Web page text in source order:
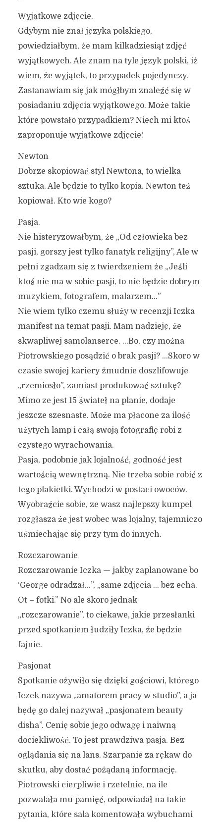
Wyjątkowe zdjęcie.
Gdybym nie znał języka polskiego,
powiedziałbym, że mam kilkadziesiąt zdjęć
wyjątkowych. Ale znam na tyle język polski, iż
wiem, że wyjątek, to przypadek pojedynczy.
Zastanawiam się jak mógłbym znaleźć się w
posiadaniu zdjęcia wyjątkowego. Może takie
które powstało przypadkiem? Niech mi ktoś
zaproponuje wyjątkowe zdjęcie!
Newton
Dobrze skopiować styl Newtona, to wielka
sztuka. Ale będzie to tylko kopia. Newton też
kopiował. Kto wie kogo?
Pasja.
Nie histeryzowałbym, że „Od człowieka bez
pasji, gorszy jest tylko fanatyk religijny”, Ale w
pełni zgadzam się z twierdzeniem że „Jeśli
ktoś nie ma w sobie pasji, to nie będzie dobrym
muzykiem, fotografem, malarzem…”
Nie wiem tylko czemu służy w recenzji Iczka
manifest na temat pasji. Mam nadzieję, że
skwapliwej samolanserce. …Bo, czy można
Piotrowskiego posądzić o brak pasji? …Skoro w
czasie swojej kariery żmudnie doszlifowuje
„rzemiosło”, zamiast produkować sztukę?
Mimo ze jest 15 świateł na planie, dodaje
jeszcze szesnaste. Może ma płacone za ilość
użytych lamp i całą swoją fotografię robi z
czystego wyrachowania.
Pasja, podobnie jak lojalność, godność jest
wartością wewnętrzną. Nie trzeba sobie robić z
tego plakietki. Wychodzi w postaci owoców.
Wyobraźcie sobie, ze wasz najlepszy kumpel
rozgłasza że jest wobec was lojalny, tajemniczo
uśmiechając się przy tym do innych.
Rozczarowanie
Rozczarowanie Iczka — jakby zaplanowane bo
‘George odradzał…”, „same zdjęcia … bez echa.
Ot – fotki.” No ale skoro jednak
„rozczarowanie”, to ciekawe, jakie przesłanki
przed spotkaniem łudziły Iczka, że będzie
fajnie.
Pasjonat
Spotkanie ożywiło się dzięki gościowi, którego
Iczek nazywa „amatorem pracy w studio”, a ja
będę go dalej nazywał „pasjonatem beauty
disha”. Cenię sobie jego odwagę i naiwną
dociekliwość. To jest prawdziwa pasja. Bez
oglądania się na lans. Szarpanie za rękaw do
skutku, aby dostać pożądaną informację.
Piotrowski cierpliwie i rzetelnie, na ile
pozwalała mu pamięć, odpowiadał na takie
pytania, które sala komentowała wybuchami